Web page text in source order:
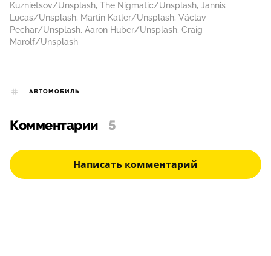
Kuznietsov/Unsplash, The Nigmatic/Unsplash, Jannis
Lucas/Unsplash, Martin Katler/Unsplash, Václav
Pechar/Unsplash, Aaron Huber/Unsplash, Craig
Marolf/Unsplash
АВТОМОБИЛЬ
Комментарии 5
Написать комментарий